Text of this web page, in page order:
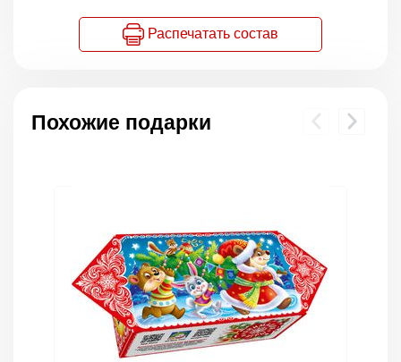
Распечатать состав
Похожие подарки